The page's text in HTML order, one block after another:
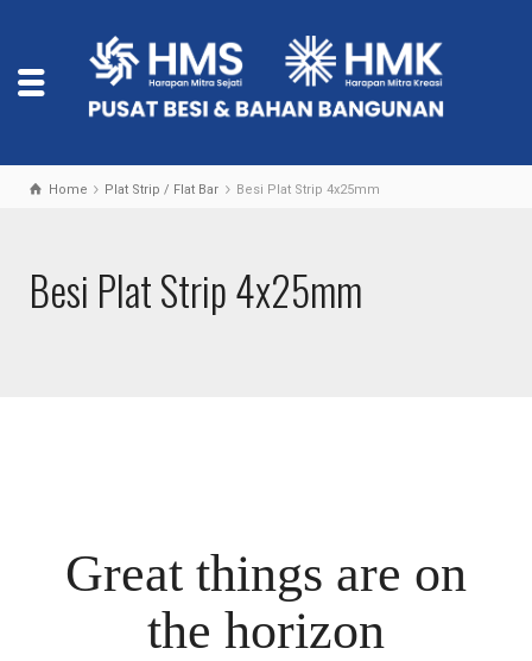
Home Plat Strip / Flat Bar Besi Plat Strip 4x25mm
Besi Plat Strip 4x25mm
Great things are on
the horizon